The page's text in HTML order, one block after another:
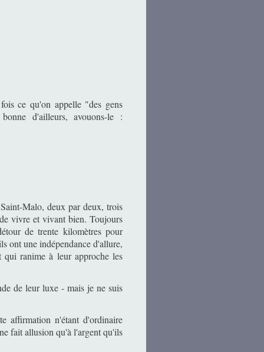
ce qu'on appelle "des gens
d'ailleurs, avouons-le :
Malo, deux par deux, trois
vivre et vivant bien. Toujours
de trente kilomètres pour
ont une indépendance d'allure,
ranime à leur approche les
de leur luxe - mais je ne suis
affirmation n'étant d'ordinaire
fait allusion qu'à l'argent qu'ils